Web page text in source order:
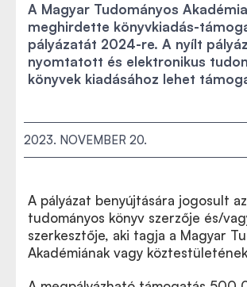
A Magyar Tudományos Akadémia
meghirdette könyvkiadás-
pályázatát 2024-re. A nyílt
nyomtatott és elektronikus
könyvek kiadásához lehet
2023. NOVEMBER 20.
A pályázat benyújtására jogosult
tudományos könyv szerzője és/
szerkesztője, aki tagja a Magyar
Akadémiának vagy